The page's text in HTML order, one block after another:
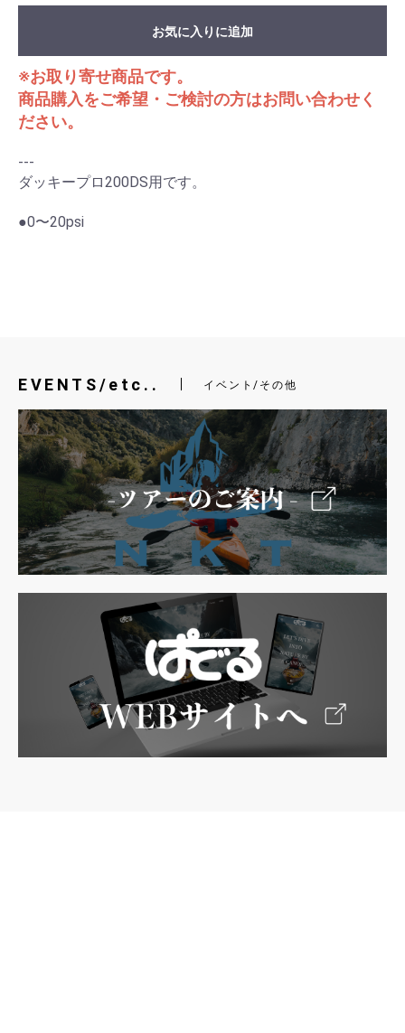
お気に入りに追加
※お取り寄せ商品です。
商品購入をご希望・ご検討の方はお問い合わせく
ださい。
---
ダッキープロ200DS用です。
●0〜20psi
EVENTS/etc.. イベント/その他